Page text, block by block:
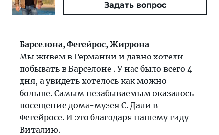
Задать вопрос
Барселона, Фегейрос, Жиррона
Мы живем в Германии и давно хотели
побывать в Барселоне . У нас было всего 4
дня, а увидеть хотелось как можно
больше. Самым незабываемым оказалось
посещение дома-музея С. Дали в
Фегейросе. И это благодаря нашему гиду
Виталию.